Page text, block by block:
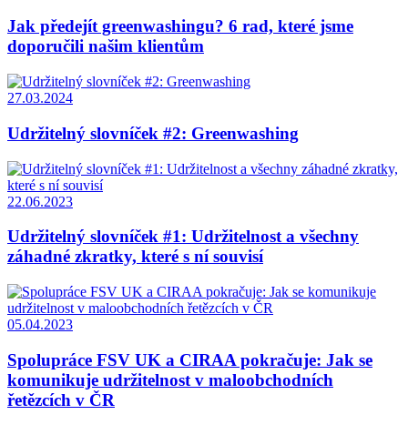
Jak předejít greenwashingu? 6 rad, které jsme
doporučili našim klientům
27.03.2024
Udržitelný slovníček #2: Greenwashing
22.06.2023
Udržitelný slovníček #1: Udržitelnost a všechny
záhadné zkratky, které s ní souvisí
05.04.2023
Spolupráce FSV UK a CIRAA pokračuje: Jak se
komunikuje udržitelnost v maloobchodních
řetězcích v ČR